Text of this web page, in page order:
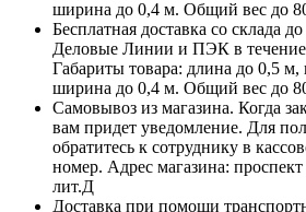
ширина до 0,4 м. Общий вес до
Бесплатная доставка со склада
Деловые Линии и ПЭК в течение
Габариты товара: длина до 0,5 м,
ширина до 0,4 м. Общий вес до
Самовывоз из магазина. Когда
вам придет уведомление. Для
обратитесь к сотруднику в
номер. Адрес магазина:
лит.Д
Доставка при помощи